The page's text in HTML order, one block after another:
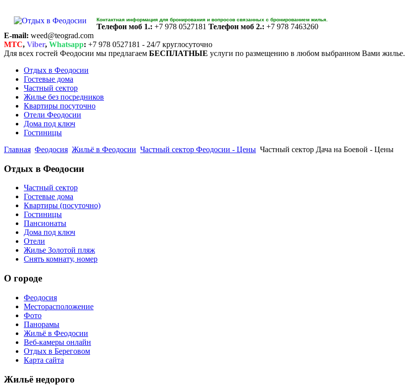
Контактная информация для бронирования и вопросов связанных с бронированием жилья.
Телефон моб 1.: +7 978 0527181 Телефон моб 2.: +7 978 7463260
E-mail: weed@teograd.com
MTC, Viber, Whatsapp: +7 978 0527181 - 24/7 круглосуточно
Для всех гостей Феодосии мы предлагаем БЕСПЛАТНЫЕ услуги по размещению в любом выбранном Вами жилье.
Отдых в Феодосии
Гостевые дома
Частный сектор
Жилье без посредников
Квартиры посуточно
Отели Феодосии
Дома под ключ
Гостиницы
Главная Феодосия Жильё в Феодосии Частный сектор Феодосии - Цены Частный сектор Дача на Боевой - Цены
Отдых в Феодосии
Частный сектор
Гостевые дома
Квартиры (посуточно)
Гостиницы
Пансионаты
Дома под ключ
Отели
Жилье Золотой пляж
Снять комнату, номер
О городе
Феодосия
Месторасположение
Фото
Панорамы
Жильё в Феодосии
Веб-камеры онлайн
Отдых в Береговом
Карта сайта
Жильё недорого